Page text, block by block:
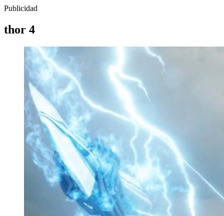
Publicidad
thor 4